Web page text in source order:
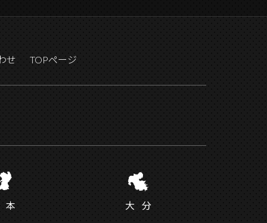
せ TOPページ
本 大分